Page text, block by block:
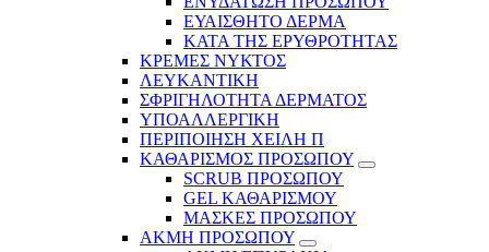
ΕΥΑΙΣΘΗΤΟ ΔΕΡΜΑ
ΚΑΤΑ ΤΗΣ ΕΡΥΘΡΟΤΗΤΑΣ
ΚΡΕΜΕΣ ΝΥΚΤΟΣ
ΛΕΥΚΑΝΤΙΚΗ
ΣΦΡΙΓΗΛΟΤΗΤΑ ΔΕΡΜΑΤΟΣ
ΥΠΟΑΛΛΕΡΓΙΚΗ
ΠΕΡΙΠΟΙΗΣΗ ΧΕΙΛΗ Π
ΚΑΘΑΡΙΣΜΟΣ ΠΡΟΣΩΠΟΥ
SCRUB ΠΡΟΣΩΠΟΥ
GEL ΚΑΘΑΡΙΣΜΟΥ
ΜΑΣΚΕΣ ΠΡΟΣΩΠΟΥ
ΑΚΜΗ ΠΡΟΣΩΠΟΥ